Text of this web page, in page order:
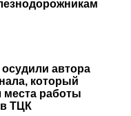
автора
который
места работы
ТЦК